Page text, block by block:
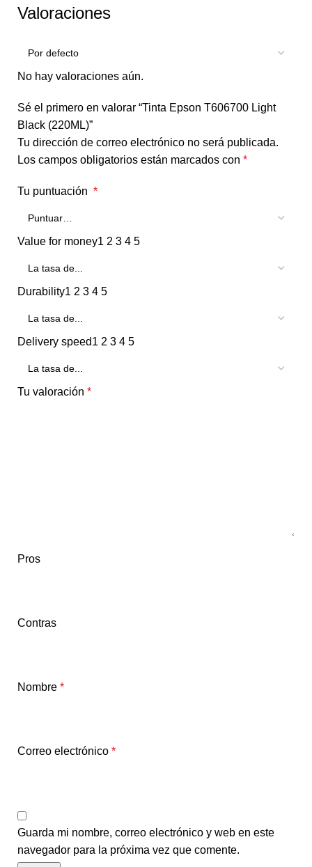
Valoraciones
No hay valoraciones aún.
Sé el primero en valorar “Tinta Epson T606700 Light
Black (220ML)”
Tu dirección de correo electrónico no será publicada.
Los campos obligatorios están marcados con *
Tu puntuación *
Value for money1 2 3 4 5
Durability1 2 3 4 5
Delivery speed1 2 3 4 5
Tu valoración *
Pros
Contras
Nombre *
Correo electrónico *
Guarda mi nombre, correo electrónico y web en este
navegador para la próxima vez que comente.